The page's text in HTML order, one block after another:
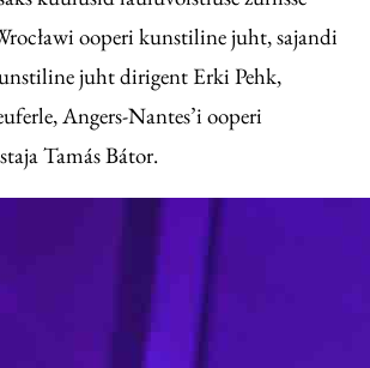
ooperi kunstiline juht, sajandi
juht dirigent Erki Pehk,
Angers-Nantes’i ooperi
Tamás Bátor.